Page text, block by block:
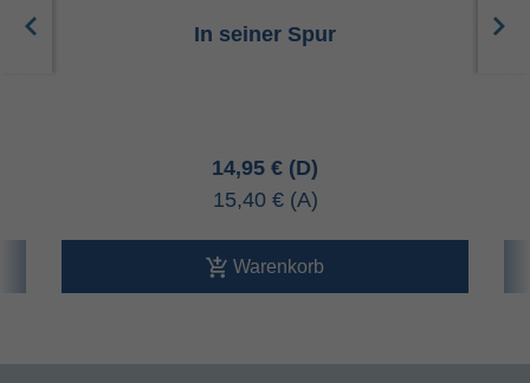
In seiner Spur
14,95 €
15,40 €
Warenkorb